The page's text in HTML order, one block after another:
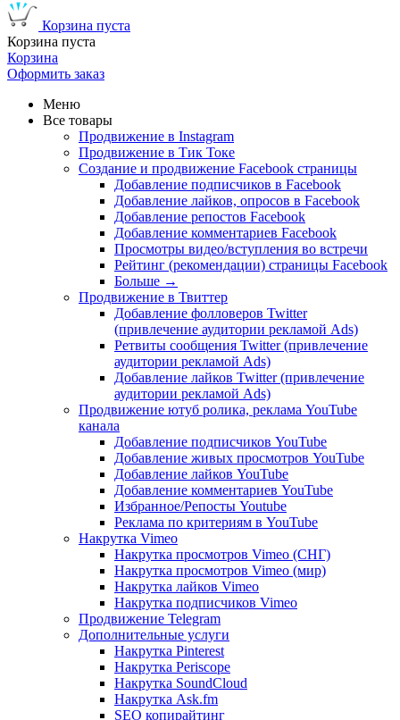
Корзина пуста
Корзина пуста
Корзина
Оформить заказ
Меню
Все товары
Продвижение в Instagram
Продвижение в Тик Токе
Создание и продвижение Facebook страницы
Добавление подписчиков в Facebook
Добавление лайков, опросов в Facebook
Добавление репостов Facebook
Добавление комментариев Facebook
Просмотры видео/вступления во встречи
Рейтинг (рекомендации) страницы Facebook
Больше →
Продвижение в Твиттер
Добавление фолловеров Twitter
(привлечение аудитории рекламой Ads)
Ретвиты сообщения Twitter (привлечение
аудитории рекламой Ads)
Добавление лайков Twitter (привлечение
аудитории рекламой Ads)
Продвижение ютуб ролика, реклама YouTube
канала
Добавление подписчиков YouTube
Добавление живых просмотров YouTube
Добавление лайков YouTube
Добавление комментариев YouTube
Избранное/Репосты Youtube
Реклама по критериям в YouTube
Накрутка Vimeo
Накрутка просмотров Vimeo (СНГ)
Накрутка просмотров Vimeo (мир)
Накрутка лайков Vimeo
Накрутка подписчиков Vimeo
Продвижение Telegram
Дополнительные услуги
Накрутка Pinterest
Накрутка Periscope
Накрутка SoundCloud
Накрутка Ask.fm
SEO копирайтинг